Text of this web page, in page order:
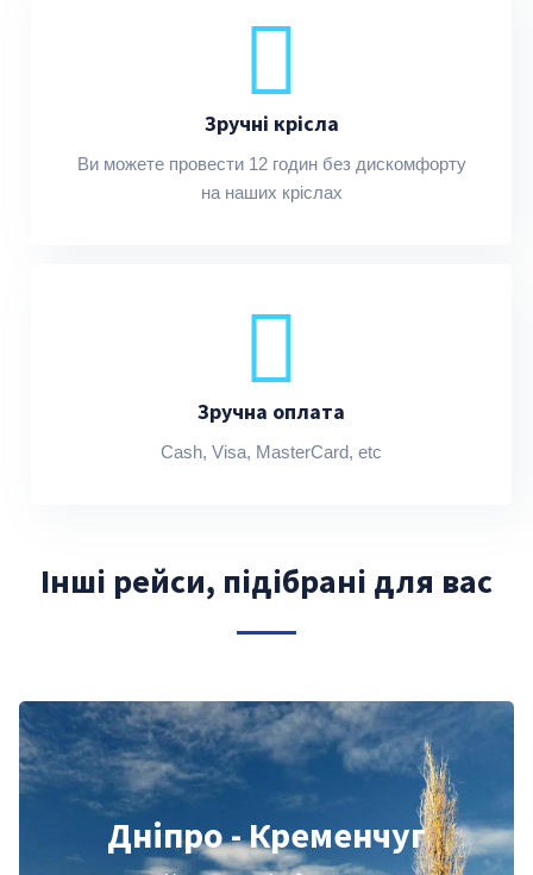
Зручні крісла
Ви можете провести 12 годин без дискомфорту
на наших кріслах
Зручна оплата
Cash, Visa, MasterCard, etc
Інші рейси, підібрані для вас
Дніпро - Кременчуг